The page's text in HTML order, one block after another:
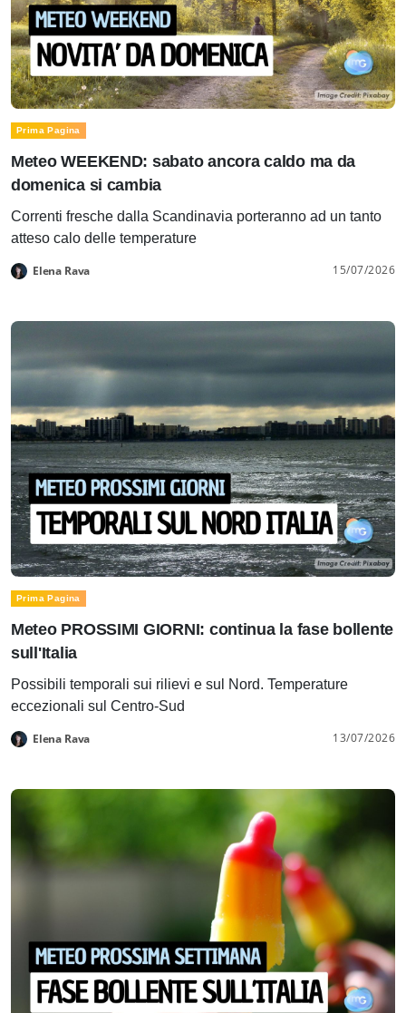
Prima Pagina
Meteo WEEKEND: sabato ancora caldo ma da
domenica si cambia
Correnti fresche dalla Scandinavia porteranno ad un tanto
atteso calo delle temperature
Elena Rava 15/07/2026
Prima Pagina
Meteo PROSSIMI GIORNI: continua la fase bollente
sull'Italia
Possibili temporali sui rilievi e sul Nord. Temperature
eccezionali sul Centro-Sud
Elena Rava 13/07/2026